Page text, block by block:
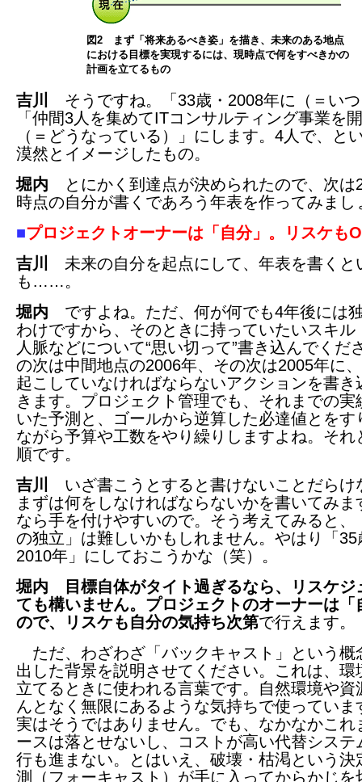
図2 まず「将来あるべき姿」を描き、未来のある地点
における目標を実現するには、現時点で何をすべきかの
計画を立てるもの
吉川
そうですね。「33歳・2008年に（＝い
「仲間3人を集めてITコンサルティング事業を
（＝どうなっている）」にします。4人で、と
漠然とイメージしたもの。
堀内 とにかく到達点が決められたので、次は
時点の自分が書くであろう年表を作ってみまし
■プロジェクトオーナーは「自分」。リスケも
吉川
未来の自分を起点にして、年表を書くと
も……。
堀内 ですよね。ただ、何が何でも4年後には
わけですから、そのときに持っていたいスキル
人脈などについて“思い切って”書き込んでくだ
の次は中間地点の2006年、その次は2005年に
起こしていなければならないアクションを書き
きます。プロジェクト管理でも、それまでの実
いた予測と、ゴールから逆算した必達値とをす
ながら予算や工数をやり繰りしますよね。それ
順です。
吉川
いざ書こうとすると書けないことだらけ
まずは何をしなければならないかを書いてみま
なら手を付けやすいので。そう考えてみると、
の独立」は難しいかもしれません。やはり「35
2010年」にしておこうかな（笑）。
堀内
目標自体がタイト過ぎるなら、リスケジ
ても構いません。プロジェクトのオーナーは「
ので、リスケも自分の気持ち次第で行えます。
ただ、わざわざ「バックキャスト」という概
出した背景を説明させてください。これは、環
立てるときに使われる言葉です。自然環境や資
んとなく無限にあるような気持ちで使っていま
実はそうではありません。でも、なかなかこれ
ースは落とせないし、コストが高い代替システ
行も進まない。とはいえ、破壊・枯渇という決
測（フォーキャスト）が手に入ってからかじを